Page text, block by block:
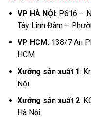
VP HÀ NỘI:P616 –
Tây Linh Đàm –
VP HCM:138/7 An
HCM
Xưởng sản xuất 1:
Nội
Xưởng sản xuất 2:
Hà Nội